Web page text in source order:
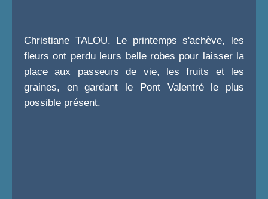
Christiane TALOU. Le printemps s'achève, les
fleurs ont perdu leurs belle robes pour laisser la
place aux passeurs de vie, les fruits et les
graines, en gardant le Pont Valentré le plus
possible présent.